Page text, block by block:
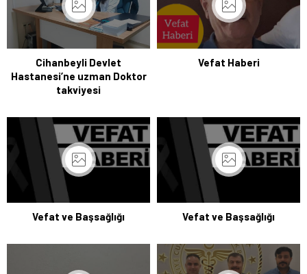
Cihanbeyli Devlet
Hastanesi’ne uzman Doktor
takviyesi
Vefat Haberi
Vefat ve Başsağlığı Vefat ve Başsağlığı